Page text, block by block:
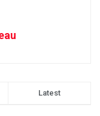
Latest